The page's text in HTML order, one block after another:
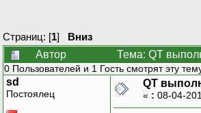
Страниц: [1] Вниз
Автор
Тема: QT
0 Пользователей и 1 Гость смотрят эту
sd
Постоялец
QT
« : 08-04-